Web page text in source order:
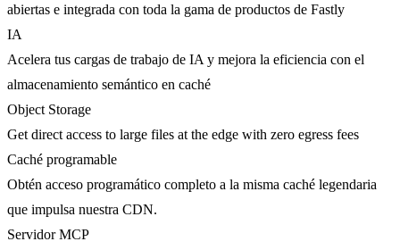
abiertas e integrada con toda la gama de productos de Fastly
IA
Acelera tus cargas de trabajo de IA y mejora la eficiencia con el
almacenamiento semántico en caché
Object Storage
Get direct access to large files at the edge with zero egress fees
Caché programable
Obtén acceso programático completo a la misma caché legendaria
que impulsa nuestra CDN.
Servidor MCP